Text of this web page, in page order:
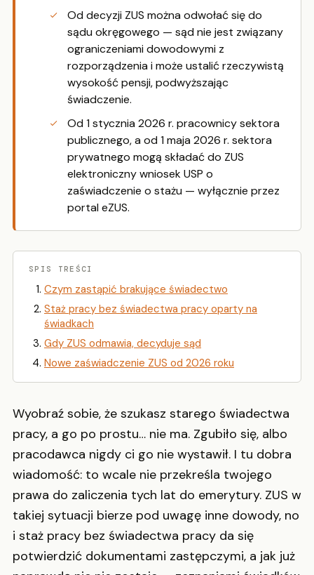
Od decyzji ZUS można odwołać się do
sądu okręgowego — sąd nie jest związany
ograniczeniami dowodowymi z
rozporządzenia i może ustalić rzeczywistą
wysokość pensji, podwyższając
świadczenie.
Od 1 stycznia 2026 r. pracownicy sektora
publicznego, a od 1 maja 2026 r. sektora
prywatnego mogą składać do ZUS
elektroniczny wniosek USP o
zaświadczenie o stażu — wyłącznie przez
portal eZUS.
SPIS TREŚCI
Czym zastąpić brakujące świadectwo
Staż pracy bez świadectwa pracy oparty na
świadkach
Gdy ZUS odmawia, decyduje sąd
Nowe zaświadczenie ZUS od 2026 roku
Wyobraź sobie, że szukasz starego świadectwa
pracy, a go po prostu… nie ma. Zgubiło się, albo
pracodawca nigdy ci go nie wystawił. I tu dobra
wiadomość: to wcale nie przekreśla twojego
prawa do zaliczenia tych lat do emerytury. ZUS w
takiej sytuacji bierze pod uwagę inne dowody, no
i staż pracy bez świadectwa pracy da się
potwierdzić dokumentami zastępczymi, a jak już